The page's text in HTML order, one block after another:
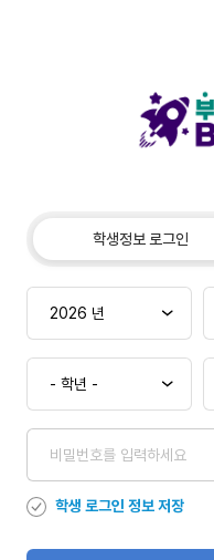
학생정보 로그인
학생 로그인 정보 저장